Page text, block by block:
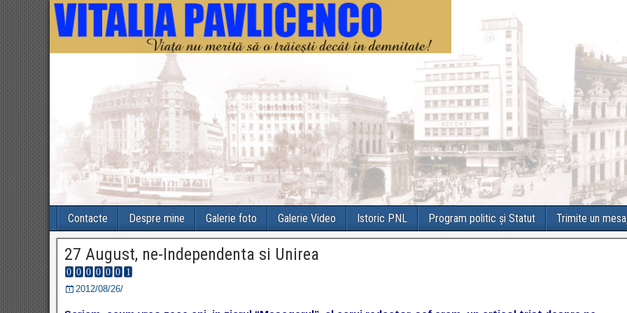
Contacte Despre mine Galerie foto Galerie Video Istoric PNL Program politic și Statut Trimite un
27 August, ne-Independenta si Unirea
2012/08/26/